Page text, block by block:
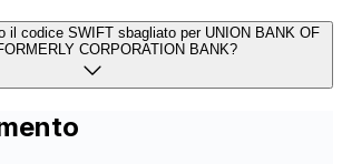
il codice SWIFT sbagliato per UNION BANK OF
CORPORATION BANK?